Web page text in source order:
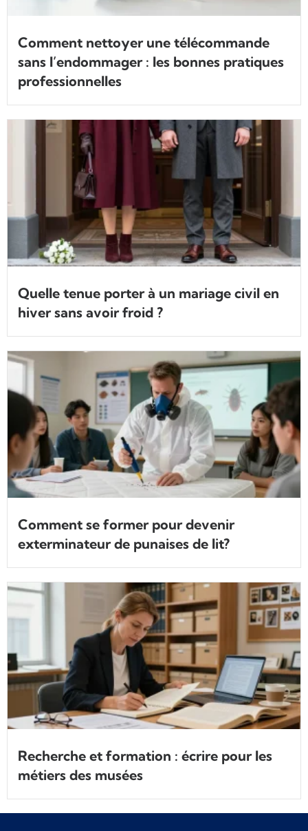
Comment nettoyer une télécommande
sans l’endommager : les bonnes pratiques
professionnelles
Quelle tenue porter à un mariage civil en
hiver sans avoir froid ?
Comment se former pour devenir
exterminateur de punaises de lit?
Recherche et formation : écrire pour les
métiers des musées